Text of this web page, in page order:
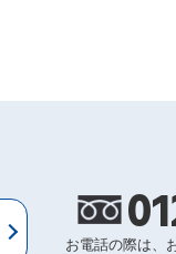
お電話の際は、